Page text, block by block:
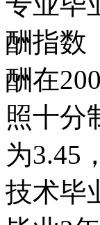
酬指
酬在
照十分
为3.45
技术毕